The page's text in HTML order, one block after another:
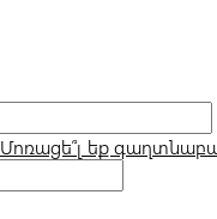
Մոռացե՞լ եք